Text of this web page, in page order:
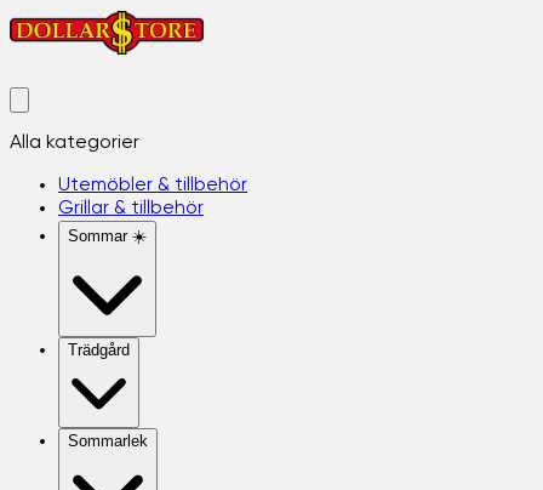
Alla kategorier
Utemöbler & tillbehör
Grillar & tillbehör
Sommar ☀️
Trädgård
Sommarlek